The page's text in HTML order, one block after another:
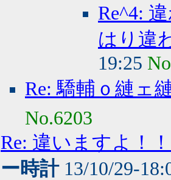
Re^4:
はり違
19:25
Re: 驕輔ｏ縺
No.6203
Re: 違いますよ！
ー時計13/10/29-